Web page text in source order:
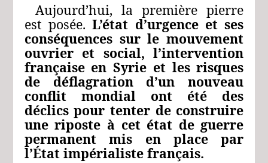
Aujourd’hui, la première pierre
est posée.L’état d’urgence et ses
conséquences sur le mouvement
ouvrier et social, l’intervention
française en Syrie et les risques
de déflagration d’un nouveau
conflit mondial ont été des
déclics pour tenter de construire
une riposte à cet état de guerre
permanent mis en place par
l’État impérialiste français.